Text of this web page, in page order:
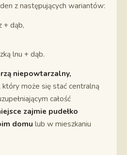
z następujących wariantów:
+ dąb,
lnu + dąb.
niepowtarzalny,
, który może się stać centralną
całość
zajmie pudełko
domu lub w mieszkaniu